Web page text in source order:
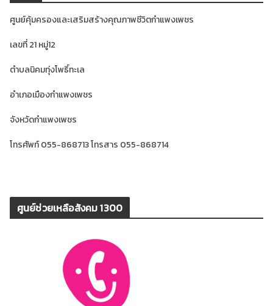
ศูนย์คุ้มครองและเสริมสร้างคุณภาพชีวิตกำแพงเพชร
เลขที่ 21 หมู่12
ตำบลนิคมทุ่งโพธิ์ทะเล
อำเภอเมืองกำแพงเพชร
จังหวัดกำแพงเพชร
โทรศัพท์ 055-868713 โทรสาร 055-868714
ศูนย์ช่วยเหลือสังคม 1300